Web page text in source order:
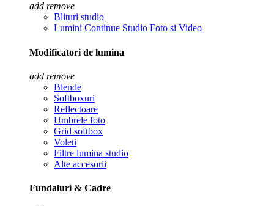
add remove
Blituri studio
Lumini Continue Studio Foto si Video
Modificatori de lumina
add remove
Blende
Softboxuri
Reflectoare
Umbrele foto
Grid softbox
Voleti
Filtre lumina studio
Alte accesorii
Fundaluri & Cadre